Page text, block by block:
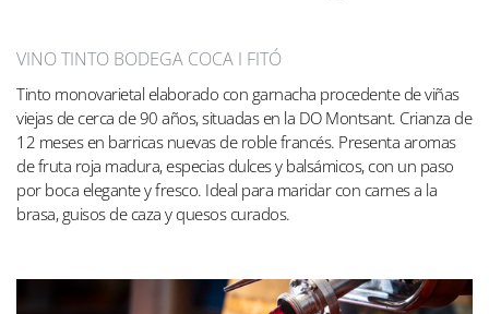
VINO TINTO BODEGA COCA I FITÓ
Tinto monovarietal elaborado con garnacha procedente de viñas
viejas de cerca de 90 años, situadas en la DO Montsant. Crianza de
12 meses en barricas nuevas de roble francés. Presenta aromas
de fruta roja madura, especias dulces y balsámicos, con un paso
por boca elegante y fresco. Ideal para maridar con carnes a la
brasa, guisos de caza y quesos curados.